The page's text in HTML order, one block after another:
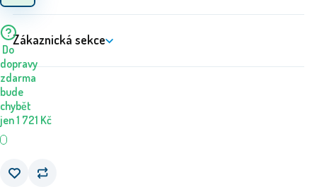
Do
dopravy
zdarma
bude
chybět
jen1 721 Kč
Zákaznická sekce